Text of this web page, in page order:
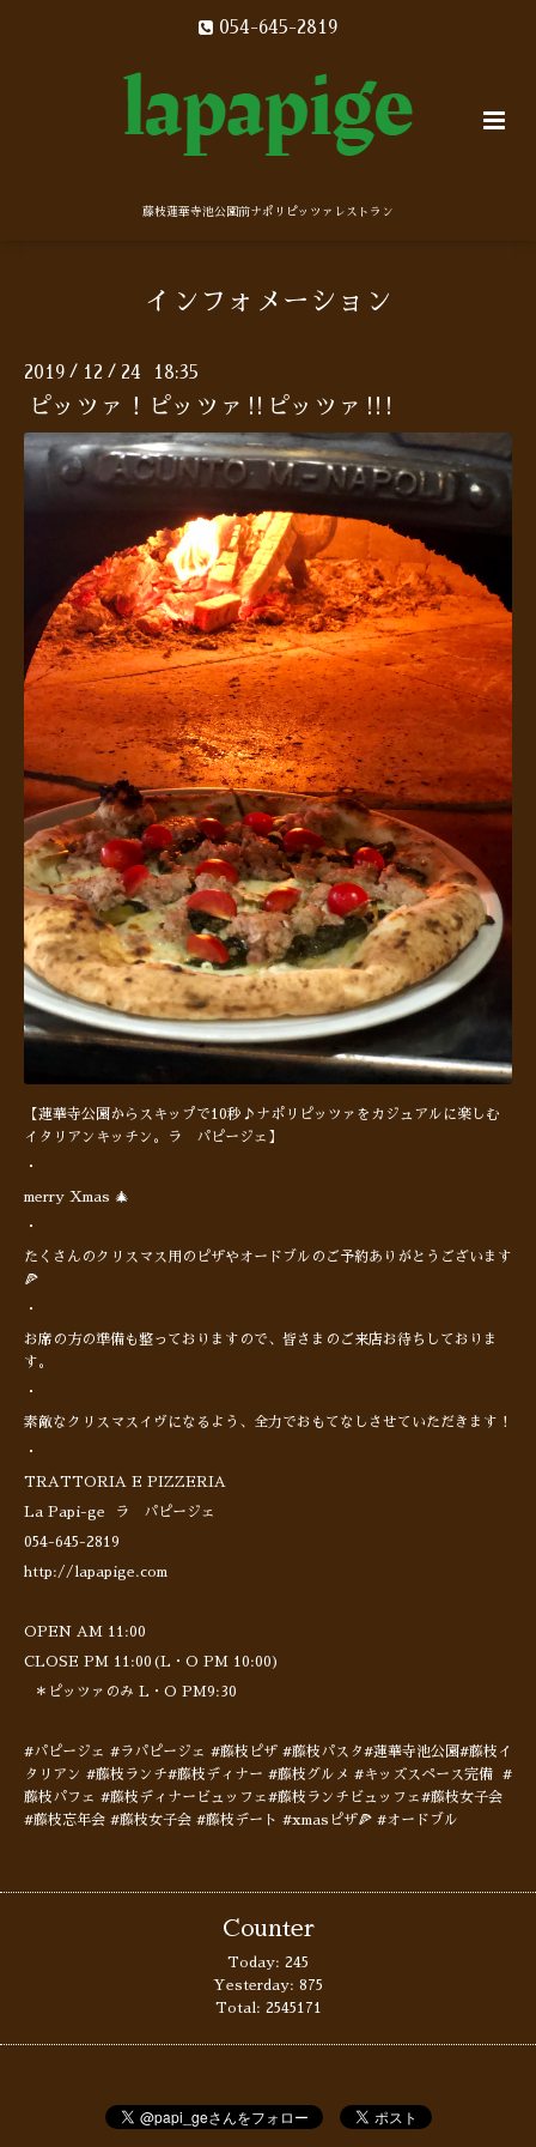
054-645-2819
藤枝蓮華寺池公園前ナポリピッツァレストラン
インフォメーション
2019 / 12 / 24 18:35
ピッツァ！ピッツァ‼︎ピッツァ‼︎!
【蓮華寺公園からスキップで10秒♪ナポリピッツァをカジュアルに楽しむ
イタリアンキッチン。ラ パピージェ】
・
merry Xmas 🎄
・
たくさんのクリスマス用のピザやオードブルのご予約ありがとうございます
🍕
・
お席の方の準備も整っておりますので、皆さまのご来店お待ちしておりま
す。
・
素敵なクリスマスイヴになるよう、全力でおもてなしさせていただきます！
・
TRATTORIA E PIZZERIA
La Papi-ge ラ パピージェ
054-645-2819
http://lapapige.com
OPEN AM 11:00
CLOSE PM 11:00(L・O PM 10:00)
＊ピッツァのみ L・O PM9:30
#パピージェ #ラパピージェ #藤枝ピザ #藤枝パスタ#蓮華寺池公園#藤枝イ
タリアン #藤枝ランチ#藤枝ディナー #藤枝グルメ #キッズスペース完備 #
藤枝パフェ #藤枝ディナービュッフェ#藤枝ランチビュッフェ#藤枝女子会
#藤枝忘年会 #藤枝女子会 #藤枝デート #xmasピザ🍕 #オードブル
Counter
Today: 245
Yesterday: 875
Total: 2545171